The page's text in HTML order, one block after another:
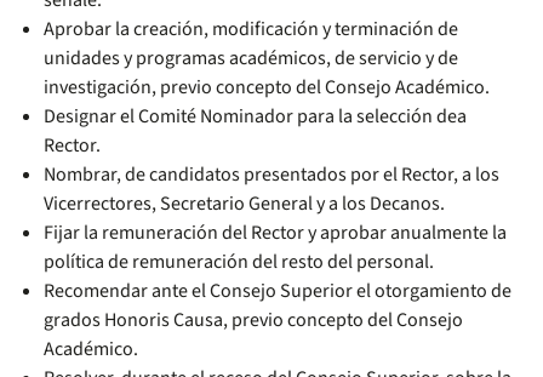
Aprobar la creación, modificación y terminación de
unidades y programas académicos, de servicio y de
investigación, previo concepto del Consejo Académico.
Designar el Comité Nominador para la selección dea
Rector.
Nombrar, de candidatos presentados por el Rector, a los
Vicerrectores, Secretario General y a los Decanos.
Fijar la remuneración del Rector y aprobar anualmente la
política de remuneración del resto del personal.
Recomendar ante el Consejo Superior el otorgamiento de
grados Honoris Causa, previo concepto del Consejo
Académico.